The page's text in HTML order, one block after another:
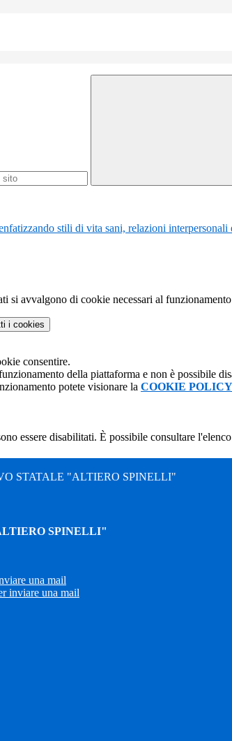
stili di vita sani, relazioni interpersonali
si avvalgono di cookie necessari al
i cookies
consentire.
della piattaforma e non è possibile
potete visionare la COOKIE POLICY
essere disabilitati. È possibile consultare
STATALE "ALTIERO SPINELLI"
SPINELLI"
una mail
inviare una mail